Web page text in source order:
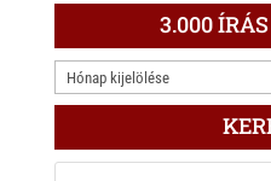
3.000
3.000
ÍRÁS